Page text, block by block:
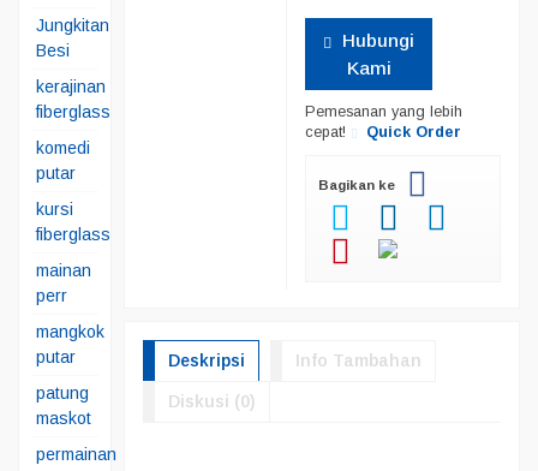
Hubungi
Kami
Pemesanan yang lebih
cepat!
Quick Order
Bagikan ke
Deskripsi Info Tambahan
Diskusi (0)
Jungkitan
Besi
kerajinan
fiberglass
komedi
putar
kursi
fiberglass
mainan
perr
mangkok
putar
patung
maskot
permainan